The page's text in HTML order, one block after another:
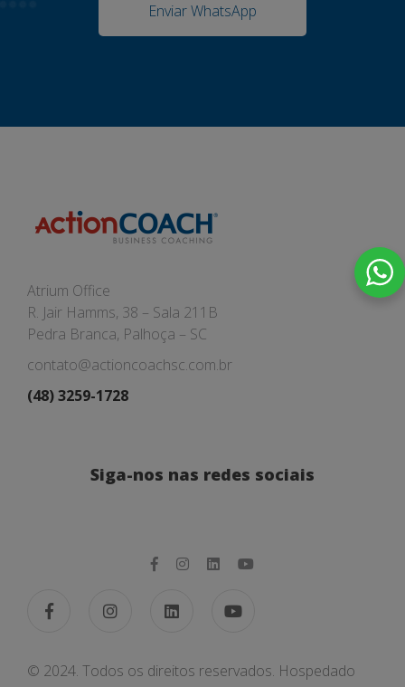
Enviar WhatsApp
Atrium Office
R. Jair Hamms, 38 – Sala 211B
Pedra Branca, Palhoça – SC
contato@actioncoachsc.com.br
(48) 3259-1728
Siga-nos nas redes sociais
© 2024. Todos os direitos reservados. Hospedado